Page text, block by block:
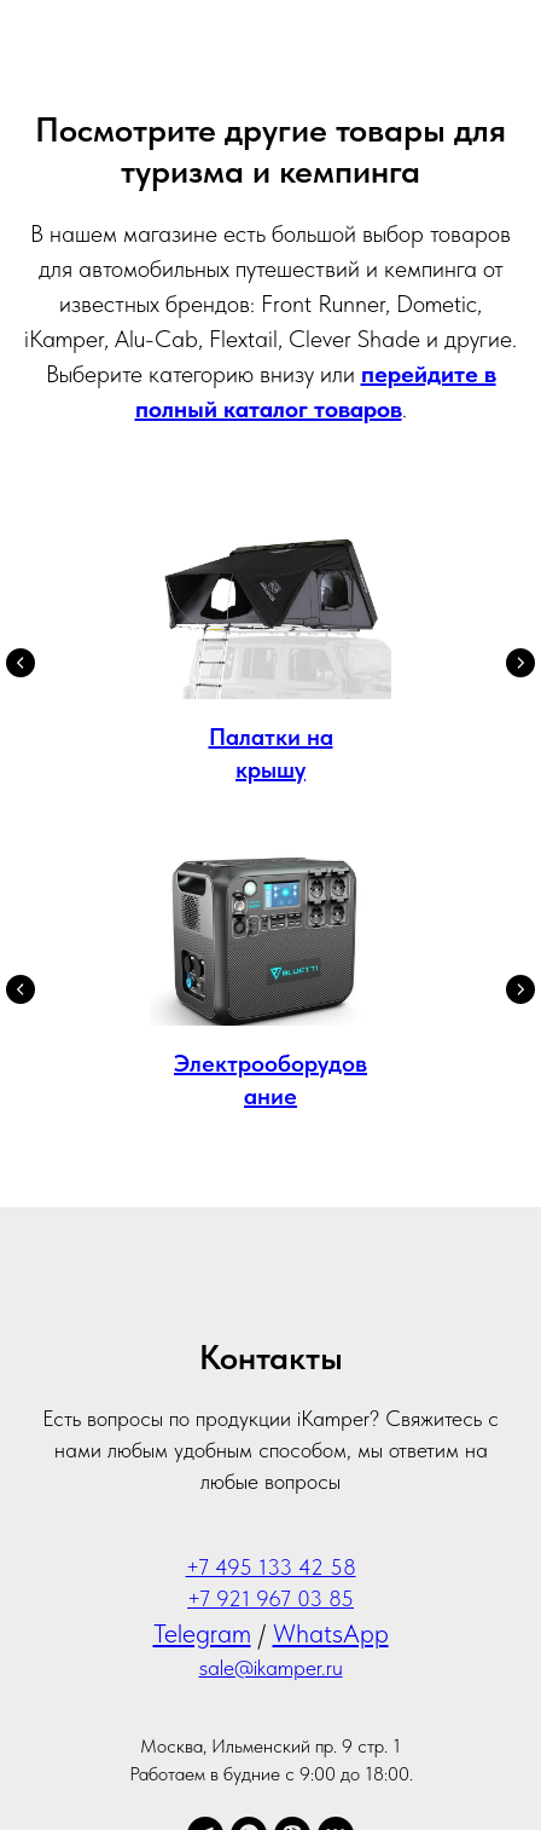
Посмотрите другие товары для
туризма и кемпинга
В нашем магазине есть большой выбор товаров
для автомобильных путешествий и кемпинга от
известных брендов: Front Runner, Dometic,
iKamper, Alu-Cab, Flextail, Clever Shade и другие.
Выберите категорию внизу или перейдите в
полный каталог товаров.
Палатки на
крышу
Электрооборудов
ание
Контакты
Есть вопросы по продукции iKamper? Свяжитесь с
нами любым удобным способом, мы ответим на
любые вопросы
+7 495 133 42 58
+7 921 967 03 85
Telegram / WhatsApp
sale@ikamper.ru
Москва, Ильменский пр. 9 стр. 1
Работаем в будние с 9:00 до 18:00.